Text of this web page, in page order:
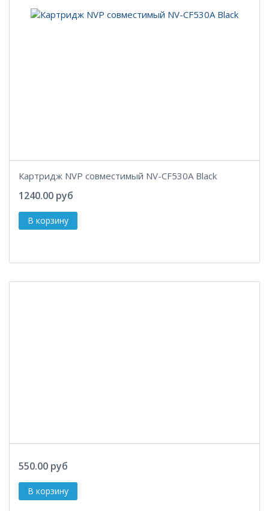
Картридж NVP совместимый NV-CF530A Black
1240.00 руб
550.00 руб